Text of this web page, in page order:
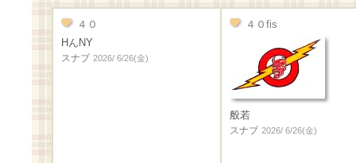
４０
HんNY
スナブ 2026/ 6/26(金)
４０fis
般若
スナブ 2026/ 6/26(金)